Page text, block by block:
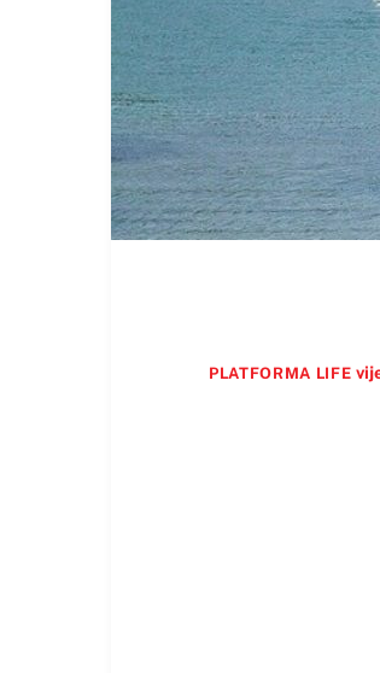
PLATFORMA LIFE